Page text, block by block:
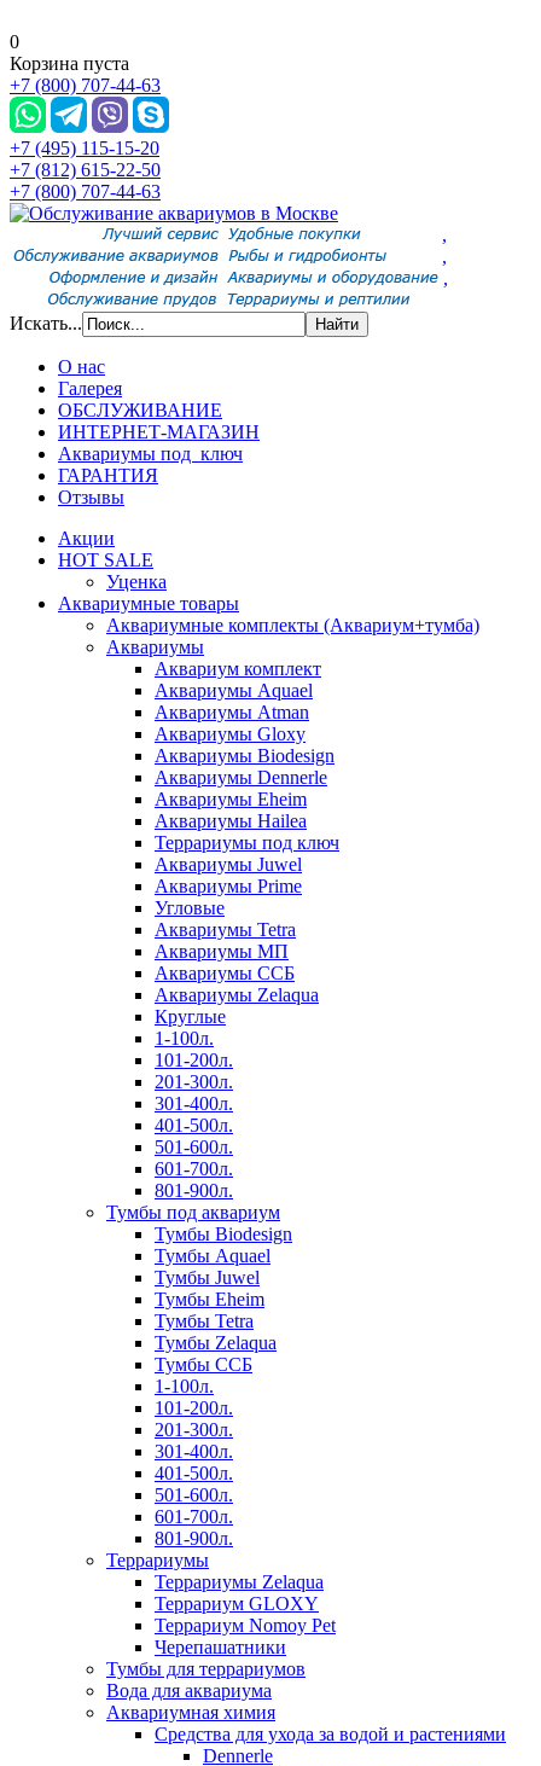
0
Корзина пуста
+7 (800) 707-44-63
+7 (495) 115-15-20
+7 (812) 615-22-50
+7 (800) 707-44-63
,
,
,
Искать...
О нас
Галерея
ОБСЛУЖИВАНИЕ
ИНТЕРНЕТ-МАГАЗИН
Аквариумы под ключ
ГАРАНТИЯ
Отзывы
Акции
HOT SALE
Уценка
Аквариумные товары
Аквариумные комплекты (Аквариум+тумба)
Аквариумы
Аквариум комплект
Аквариумы Aquael
Аквариумы Atman
Аквариумы Gloxy
Аквариумы Biodesign
Аквариумы Dennerle
Аквариумы Eheim
Аквариумы Hailea
Террариумы под ключ
Аквариумы Juwel
Аквариумы Prime
Угловые
Аквариумы Tetra
Аквариумы МП
Аквариумы ССБ
Аквариумы Zelaqua
Круглые
1-100л.
101-200л.
201-300л.
301-400л.
401-500л.
501-600л.
601-700л.
801-900л.
Тумбы под аквариум
Тумбы Biodesign
Тумбы Aquael
Тумбы Juwel
Тумбы Eheim
Тумбы Tetra
Тумбы Zelaqua
Тумбы ССБ
1-100л.
101-200л.
201-300л.
301-400л.
401-500л.
501-600л.
601-700л.
801-900л.
Террариумы
Террариумы Zelaqua
Террариум GLOXY
Террариум Nomoy Pet
Черепашатники
Тумбы для террариумов
Вода для аквариума
Аквариумная химия
Средства для ухода за водой и растениями
Dennerle